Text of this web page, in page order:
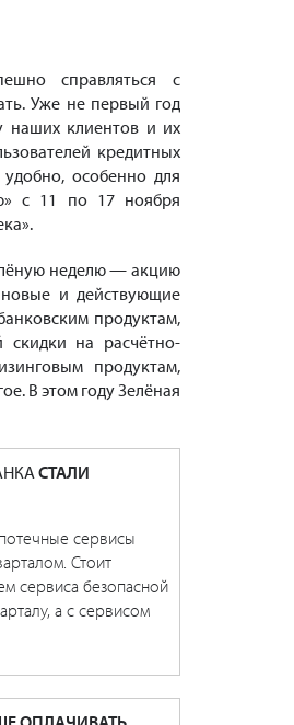
справляться с
Уже не первый год
наших клиентов и их
кредитных
особенно для
с 11 по 17 ноября
неделю — акцию
и действующие
продуктам,
на расчётно-
продуктам,
В этом году Зелёная
СТАЛИ
сервисы
Стоит
сервиса безопасной
а с сервисом